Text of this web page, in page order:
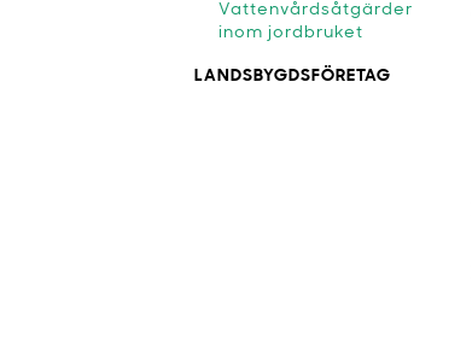
Vattenvårdsåtgärder
inom jordbruket
LANDSBYGDSFÖRETAG